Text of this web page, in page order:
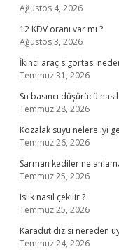
Ağustos 4, 2026
12 KDV oranı var mı ?
Ağustos 3, 2026
İkinci araç sigortası
Temmuz 31, 2026
Su basıncı düşürücü
Temmuz 28, 2026
Kozalak suyu nelere iyi
Temmuz 26, 2026
Sarman kediler ne
Temmuz 25, 2026
Islık nasıl çekilir ?
Temmuz 25, 2026
Karadut dizisi nereden
Temmuz 24, 2026